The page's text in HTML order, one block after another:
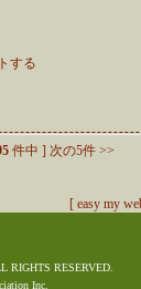
する
件中 ] 次の5件 >>
[ easy my
RIGHTS RESERVED.
Inc.